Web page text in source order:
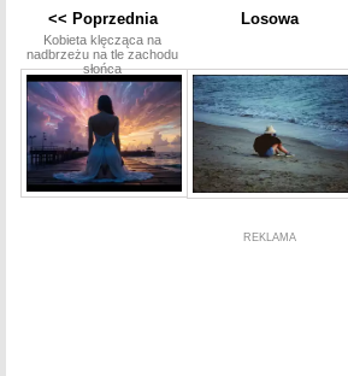
<< Poprzednia
Kobieta klęcząca na
nadbrzeżu na tle zachodu
słońca
Losowa
REKLAMA